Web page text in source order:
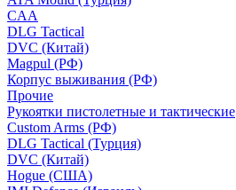
CAA
DLG Tactical
DVC (Китай)
Magpul (РФ)
Корпус выживания (РФ)
Прочие
Рукоятки пистолетные и тактические
Custom Arms (РФ)
DLG Tactical (Турция)
DVC (Китай)
Hogue (США)